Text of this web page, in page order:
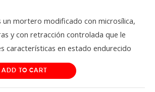
un mortero modificado con microsílica,
y con retracción controlada que le
características en estado endurecido
ADD TO CART